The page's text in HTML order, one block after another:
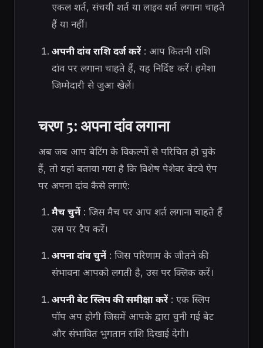
एकल शर्त, संचयी शर्त या लाइव शर्त लगाना चाहते
हैं या नहीं।
अपनी दांव राशि दर्ज करें: आप कितनी राशि
दांव पर लगाना चाहते हैं, यह निर्दिष्ट करें। हमेशा
जिम्मेदारी से जुआ खेलें।
चरण 5: अपना दांव लगाना
अब जब आप बेटिंग के विकल्पों से परिचित हो चुके
हैं, तो यहां बताया गया है कि विशेष पेशेवर बेटवे ऐप
पर अपना दांव कैसे लगाएं:
मैच चुनें: जिस मैच पर आप शर्त लगाना चाहते हैं
उस पर टैप करें।
अपना दांव चुनें: जिस परिणाम के जीतने की
संभावना आपको लगती है, उस पर क्लिक करें।
अपनी बेट स्लिप की समीक्षा करें: एक स्लिप
पॉप अप होगी जिसमें आपके द्वारा चुनी गई बेट
और संभावित भुगतान राशि दिखाई देगी।